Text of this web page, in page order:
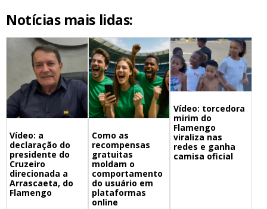
Notícias mais lidas:
Vídeo: a
declaração do
presidente do
Cruzeiro
direcionada a
Arrascaeta, do
Flamengo
Como as
recompensas
gratuitas
moldam o
comportamento
do usuário em
plataformas
online
Vídeo: torcedora
mirim do
Flamengo
viraliza nas
redes e ganha
camisa oficial